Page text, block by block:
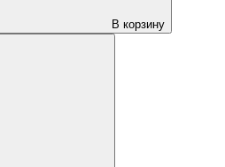
В корзину